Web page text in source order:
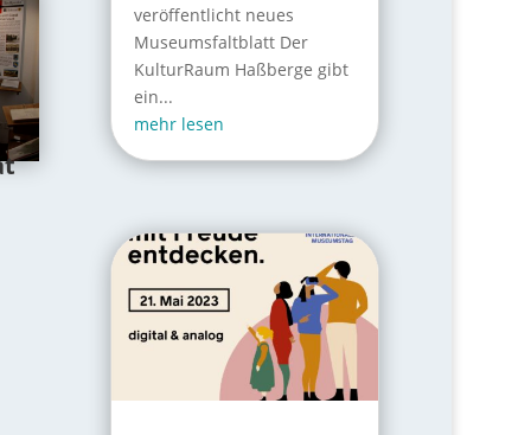
veröffentlicht neues
Museumsfaltblatt Der
KulturRaum Haßberge gibt
ein...
mehr lesen